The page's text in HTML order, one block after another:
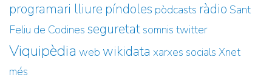
programari lliure píndoles pòdcasts ràdio Sant
Feliu de Codines seguretat somnis twitter
Viquipèdia web wikidata xarxes socials Xnet
més